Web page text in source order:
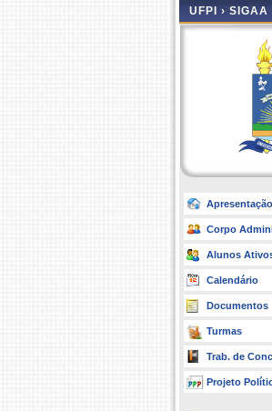
UFPI ›
Apresentação
Corpo
Alunos
Calendário
Documentos
Turmas
Trab. de
Projeto